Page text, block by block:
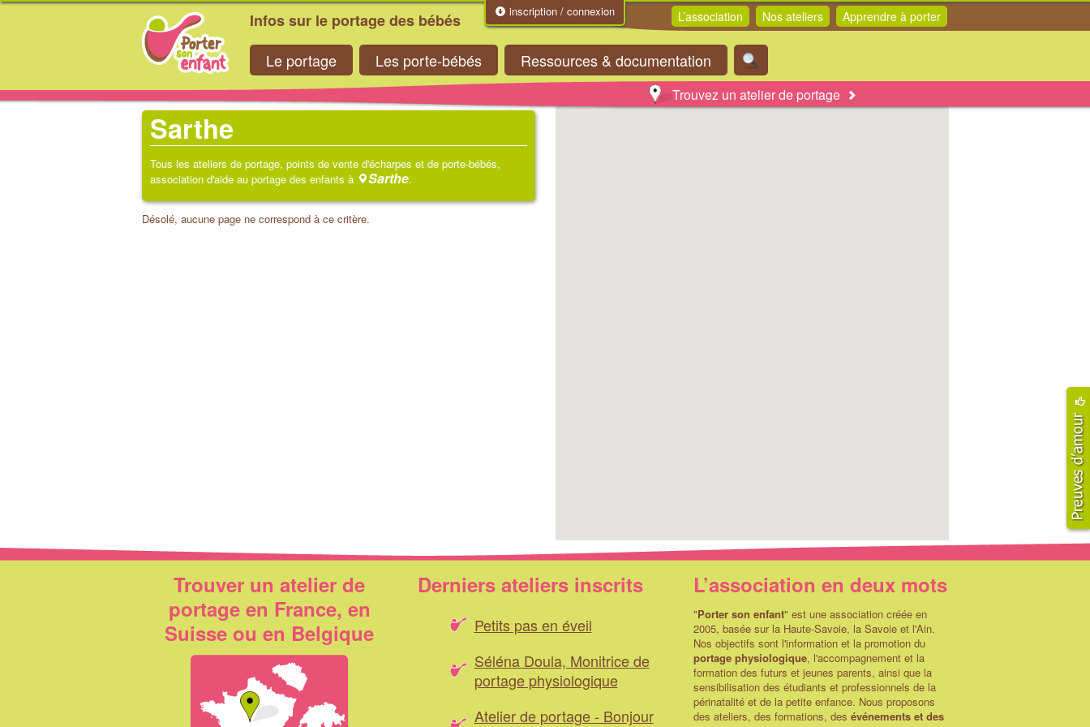
inscription / connexion
Infos sur le portage des bébés L’association Nos ateliers Apprendre à porter
Le portage Les porte-bébés Ressources & documentation
Trouvez un atelier de portage
Sarthe
Tous les ateliers de portage, points de vente d'écharpes et de porte-bébés,
association d'aide au portage des enfants à
Sarthe.
Désolé, aucune page ne correspond à ce critère.
Trouver un atelier de
portage en France, en
Suisse ou en Belgique
Derniers ateliers inscrits
Petits pas en éveil
Séléna Doula, Monitrice de
portage physiologique
Atelier de portage - Bonjour
L’association en deux mots
"Porter son enfant" est une association créée en
2005, basée sur la Haute-Savoie, la Savoie et l'Ain.
Nos objectifs sont l'information et la promotion du
portage physiologique, l'accompagnement et la
formation des futurs et jeunes parents, ainsi que la
sensibilisation des étudiants et professionnels de la
périnatalité et de la petite enfance. Nous proposons
des ateliers, des formations, des événements et des